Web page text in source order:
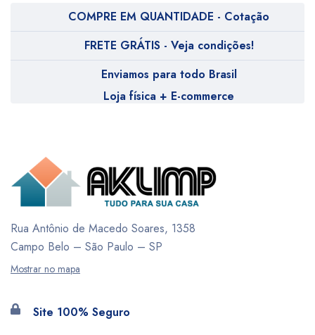
COMPRE EM QUANTIDADE - Cotação
FRETE GRÁTIS - Veja condições!
Enviamos para todo Brasil
Loja física + E-commerce
Rua Antônio de Macedo Soares, 1358
Campo Belo – São Paulo – SP
Mostrar no mapa
Site 100% Seguro